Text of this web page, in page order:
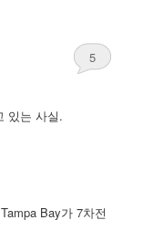
5
있는 사실.
Bay가 7차전